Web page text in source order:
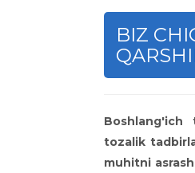
BIZ
tozalik
muhitni